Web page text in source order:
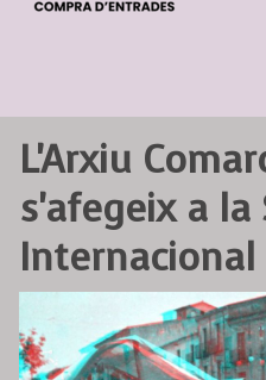
L'Arxiu
s'afegeix a la